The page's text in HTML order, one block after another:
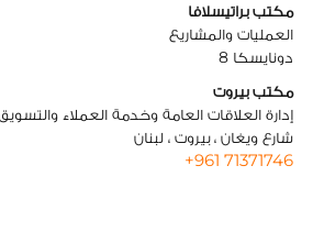
مكتب براتيسلافا
العمليات والمشاريع
دونايسكا 8
مكتب بيروت
إدارة العلاقات العامة وخدمة العملاء
شارع ويغان ، بيروت ، لبنان
+961 71371746